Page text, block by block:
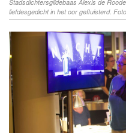
Stadsdichtersgildebaas Alexis de
liefdesgedicht in het oor gefluisterd.